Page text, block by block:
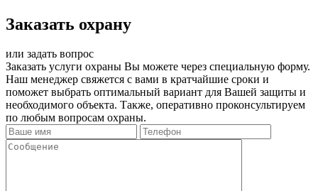
Заказать охрану
или задать вопрос
Заказать услуги охраны Вы можете через специальную форму.
Наш менеджер свяжется с вами в кратчайшие сроки и
поможет выбрать оптимальный вариант для Вашей защиты и
необходимого объекта. Также, оперативно проконсультируем
по любым вопросам охраны.